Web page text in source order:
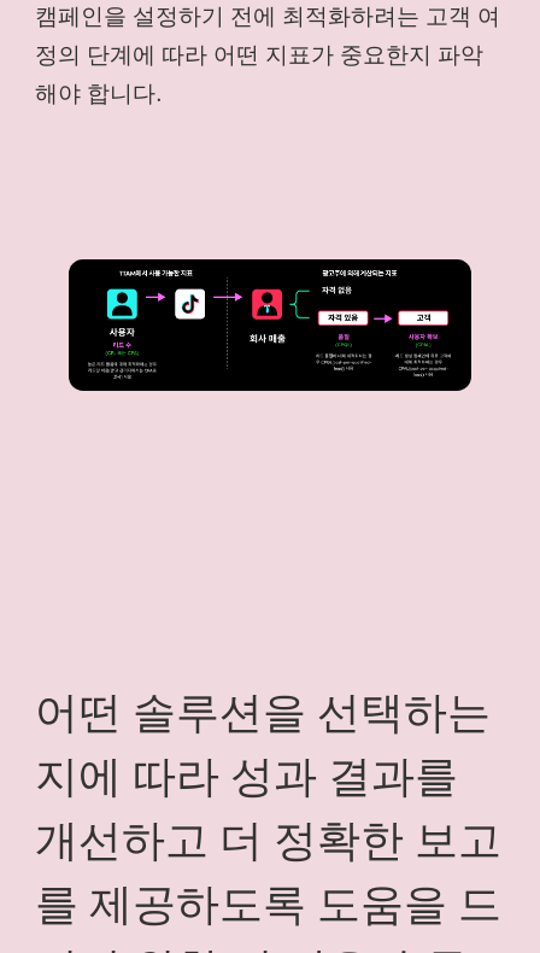
캠페인을 설정하기 전에 최적화하려는 고객 여
정의 단계에 따라 어떤 지표가 중요한지 파악
해야 합니다.
어떤 솔루션을 선택하는
지에 따라 성과 결과를
개선하고 더 정확한 보고
를 제공하도록 도움을 드